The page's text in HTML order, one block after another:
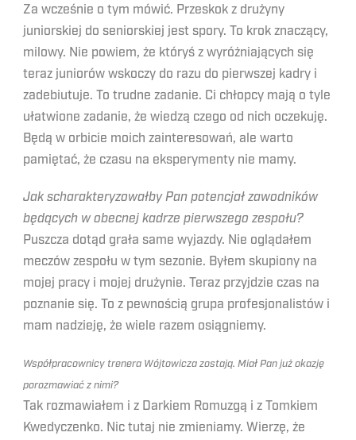
Za wcześnie o tym mówić. Przeskok z drużyny
juniorskiej do seniorskiej jest spory. To krok znaczący,
milowy. Nie powiem, że któryś z wyróżniających się
teraz juniorów wskoczy do razu do pierwszej kadry i
zadebiutuje. To trudne zadanie. Ci chłopcy mają o tyle
ułatwione zadanie, że wiedzą czego od nich oczekuję.
Będą w orbicie moich zainteresowań, ale warto
pamiętać, że czasu na eksperymenty nie mamy.
Jak scharakteryzowałby Pan potencjał zawodników
będących w obecnej kadrze pierwszego zespołu?
Puszcza dotąd grała same wyjazdy. Nie oglądałem
meczów zespołu w tym sezonie. Byłem skupiony na
mojej pracy i mojej drużynie. Teraz przyjdzie czas na
poznanie się. To z pewnością grupa profesjonalistów i
mam nadzieję, że wiele razem osiągniemy.
Współpracownicy trenera Wójtowicza zostają. Miał Pan już okazję
porozmawiać z nimi?
Tak rozmawiałem i z Darkiem Romuzgą i z Tomkiem
Kwedyczenko. Nic tutaj nie zmieniamy. Wierzę, że